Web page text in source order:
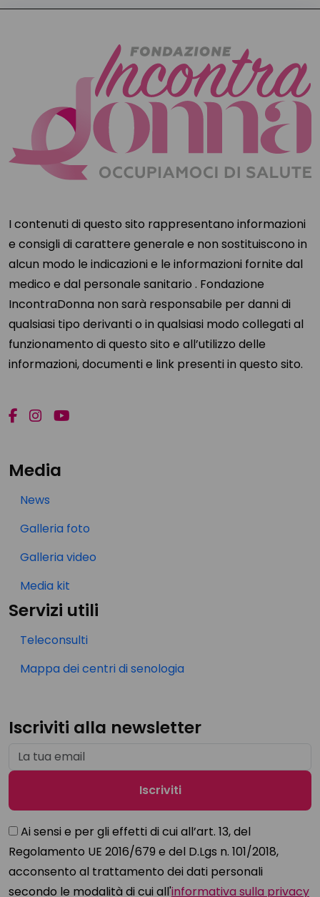
I contenuti di questo sito rappresentano informazioni
e consigli di carattere generale e non sostituiscono in
alcun modo le indicazioni e le informazioni fornite dal
medico e dal personale sanitario . Fondazione
IncontraDonna non sarà responsabile per danni di
qualsiasi tipo derivanti o in qualsiasi modo collegati al
funzionamento di questo sito e all’utilizzo delle
informazioni, documenti e link presenti in questo sito.
Media
News
Galleria foto
Galleria video
Media kit
Servizi utili
Teleconsulti
Mappa dei centri di senologia
Iscriviti alla newsletter
Ai sensi e per gli effetti di cui all’art. 13, del
Regolamento UE 2016/679 e del D.Lgs n. 101/2018,
acconsento al trattamento dei dati personali
secondo le modalità di cui all'informativa sulla privacy